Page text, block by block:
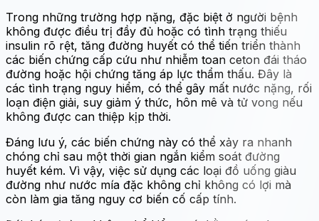
Trong những trường hợp nặng, đặc biệt ở người bệnh
không được điều trị đầy đủ hoặc có tình trạng thiếu
insulin rõ rệt, tăng đường huyết có thể tiến triển thành
các biến chứng cấp cứu như nhiễm toan ceton đái tháo
đường hoặc hội chứng tăng áp lực thẩm thấu. Đây là
các tình trạng nguy hiểm, có thể gây mất nước nặng, rối
loạn điện giải, suy giảm ý thức, hôn mê và tử vong nếu
không được can thiệp kịp thời.
Đáng lưu ý, các biến chứng này có thể xảy ra nhanh
chóng chỉ sau một thời gian ngắn kiểm soát đường
huyết kém. Vì vậy, việc sử dụng các loại đồ uống giàu
đường như nước mía đặc không chỉ không có lợi mà
còn làm gia tăng nguy cơ biến cố cấp tính.